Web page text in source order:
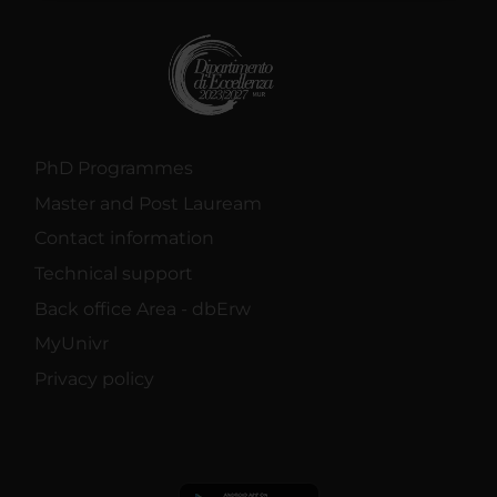
PhD Programmes
Master and Post Lauream
Contact information
Technical support
Back office Area - dbErw
MyUnivr
Privacy policy